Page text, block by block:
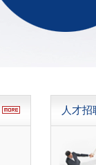
人才招